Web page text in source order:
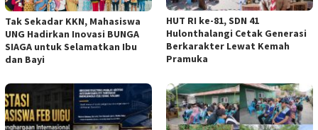
Tak Sekadar KKN, Mahasiswa
UNG Hadirkan Inovasi BUNGA
SIAGA untuk Selamatkan Ibu
dan Bayi
HUT RI ke-81, SDN 41
Hulonthalangi Cetak Generasi
Berkarakter Lewat Kemah
Pramuka